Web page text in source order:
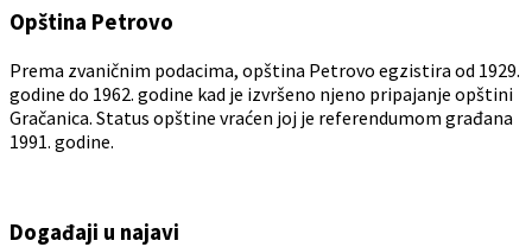
Opština Petrovo
Prema zvaničnim podacima, opština Petrovo egzistira od 1929.
godine do 1962. godine kad je izvršeno njeno pripajanje opštini
Gračanica. Status opštine vraćen joj je referendumom građana
1991. godine.
Događaji u najavi